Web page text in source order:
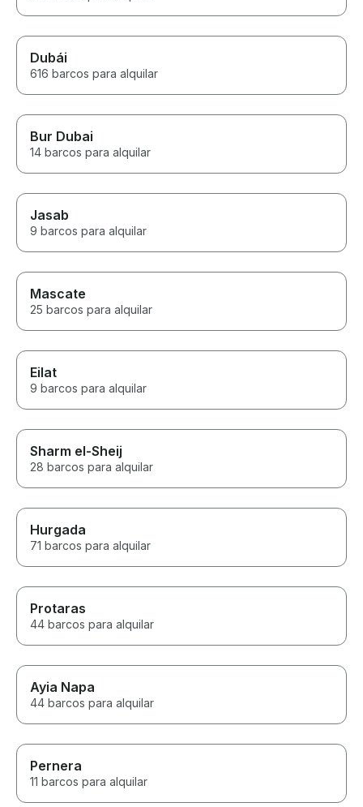
Dubái
616 barcos para alquilar
Bur Dubai
14 barcos para alquilar
Jasab
9 barcos para alquilar
Mascate
25 barcos para alquilar
Eilat
9 barcos para alquilar
Sharm el-Sheij
28 barcos para alquilar
Hurgada
71 barcos para alquilar
Protaras
44 barcos para alquilar
Ayia Napa
44 barcos para alquilar
Pernera
11 barcos para alquilar